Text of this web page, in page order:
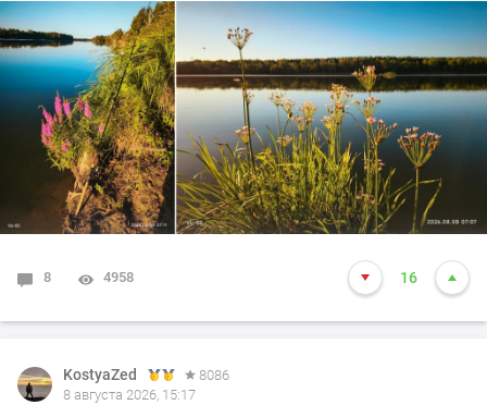
8 4958 16
KostyaZed
8086
8 августа 2026, 15:17